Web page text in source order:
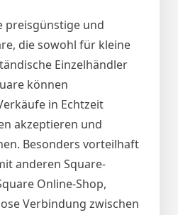
preisgünstige und
die sowohl für kleine
Einzelhändler
können
in Echtzeit
akzeptieren und
Besonders vorteilhaft
anderen Square-
Online-Shop,
Verbindung zwischen